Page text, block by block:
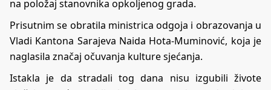
na položaj stanovnika opkoljenog grada.
Prisutnim se obratila ministrica odgoja i obrazovanja u
Vladi Kantona Sarajeva Naida Hota-Muminović, koja je
naglasila značaj očuvanja kulture sjećanja.
Istakla je da stradali tog dana nisu izgubili živote